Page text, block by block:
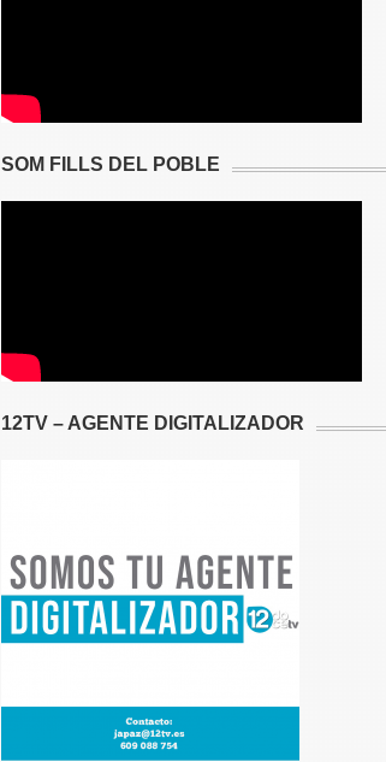
SOM FILLS DEL POBLE
12TV – AGENTE DIGITALIZADOR